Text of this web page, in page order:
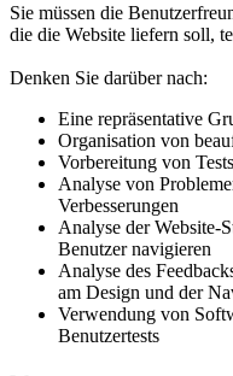
Sie müssen die
die die Website liefern soll,
Denken Sie darüber nach:
Eine repräsentative
Organisation von
Vorbereitung von
Analyse von
Verbesserungen
Analyse der Website-
Benutzer navigieren
Analyse des
am Design und der
Verwendung von
Benutzertests